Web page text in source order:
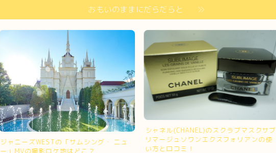
おもいのままにだらだらと
ジャニーズWESTの「サムシング・ ニュ
ー」MVの撮影ロケ地はどこ？
シャネル(CHANEL)のスクラブマスクサブ
リマージュソワンエクスフォリアンの使
い方と口コミ！